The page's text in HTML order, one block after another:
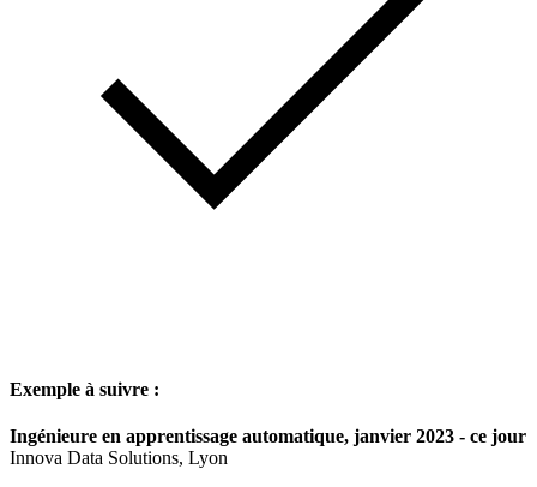
Exemple à suivre :
Ingénieure en apprentissage automatique, janvier 2023 - ce jour
Innova Data Solutions, Lyon